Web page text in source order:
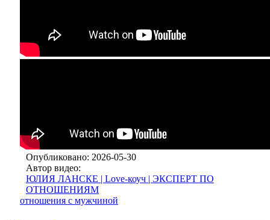
Опубликовано: 2026-05-30
Автор видео:
ЮЛИЯ ЛАНСКЕ | Love-коуч | ЭКСПЕРТ ПО
ОТНОШЕНИЯМ
отношения с мужчиной